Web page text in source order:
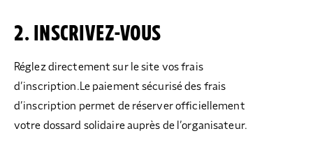
2. INSCRIVEZ-VOUS
Réglez directement sur le site vos frais
d’inscription.Le paiement sécurisé des frais
d’inscription permet de réserver officiellement
votre dossard solidaire auprès de l’organisateur.